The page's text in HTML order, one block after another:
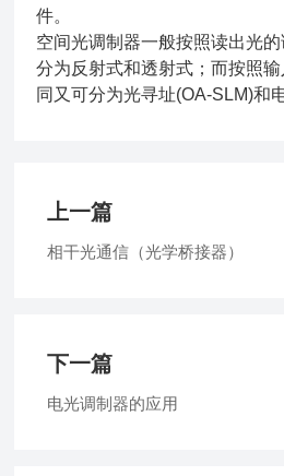
件。
空间光调制器一般按照读出光
分为反射式和透射式；而按照
同又可分为光寻址(OA-SLM)和
上一篇
相干光通信（光学桥接器）
下一篇
电光调制器的应用